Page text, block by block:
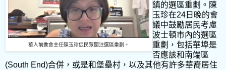
華人前進會主任陳玉珍促民眾關注選區重劃。
鎮的選區重劃。陳
玉珍在24 日晚的會
議中鼓勵居民考慮
波士頓市內的選區
重劃，包括華埠是
否應該和南端區
(South End)合併，或是和堡壘村，以及其他有許多華裔居住